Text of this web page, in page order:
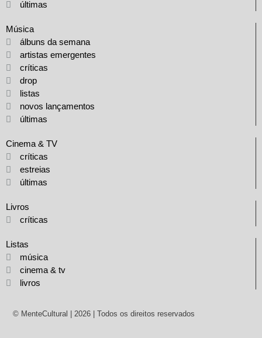
últimas
Música
álbuns da semana
artistas emergentes
críticas
drop
listas
novos lançamentos
últimas
Cinema & TV
críticas
estreias
últimas
Livros
críticas
Listas
música
cinema & tv
livros
© MenteCultural | 2026 | Todos os direitos reservados